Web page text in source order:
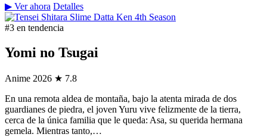
▶ Ver ahora Detalles
#3 en tendencia
Yomi no Tsugai
Anime 2026 ★ 7.8
En una remota aldea de montaña, bajo la atenta mirada de dos
guardianes de piedra, el joven Yuru vive felizmente de la tierra,
cerca de la única familia que le queda: Asa, su querida hermana
gemela. Mientras tanto,…